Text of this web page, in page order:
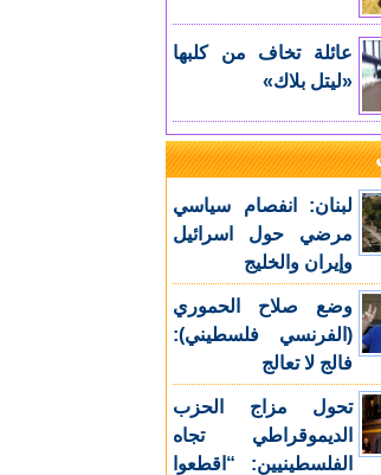
عائلة تخاف من كلبها
«ليتل بلاك»
لبنان: انفصام سياسي
مرضي حول اسرائيل
وإيران والخليج
وضع صلاح الحموري
(الفرنسي فلسطيني):
فالج لا تعالج
تحول مزاج الحزب
الديموقراطي تجاه
الفلسطينيين: “اقطعوا